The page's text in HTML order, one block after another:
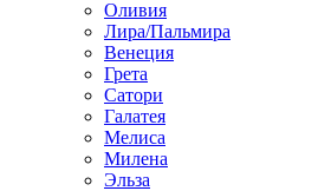
Оливия
Лира/Пальмира
Венеция
Грета
Сатори
Галатея
Мелиса
Милена
Эльза